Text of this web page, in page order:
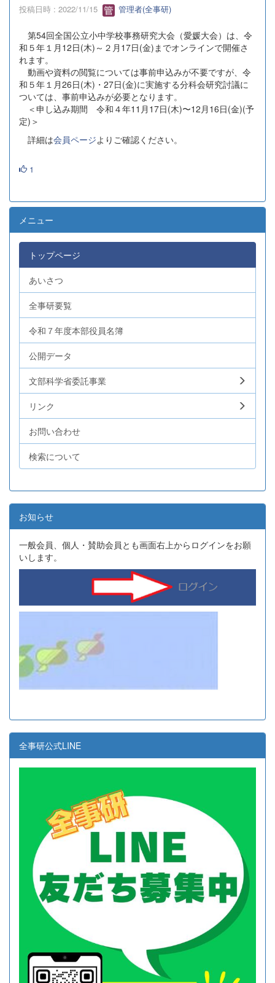
投稿日時 : 2022/11/15 管理者(全事研)
第54回全国公立小中学校事務研究大会（愛媛大会）は、令
和５年１月12日(木)～２月17日(金)までオンラインで開催さ
れます。
動画や資料の閲覧については事前申込みが不要ですが、令
和５年１月26日(木)・27日(金)に実施する分科会研究討議に
ついては、事前申込みが必要となります。
＜申し込み期間 令和４年11月17日(木)〜12月16日(金)(予
定)＞
詳細は会員ページよりご確認ください。
1
メニュー
トップページ
あいさつ
全事研要覧
令和７年度本部役員名簿
公開データ
文部科学省委託事業
リンク
お問い合わせ
検索について
お知らせ
一般会員、個人・賛助会員とも画面右上からログインをお願
いします。
全事研公式LINE